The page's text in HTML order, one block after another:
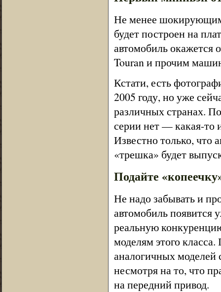
Не менее
будет построен на
автомобиль окажется
Touran и прочим
Кстати, есть
2005 году, но уже
различных странах.
серии нет — какая-то
Известно только, что
«трешка» будет
Подайте
Не надо забывать и
автомобиль появится
реальную
моделям этого
аналогичных моделей
несмотря на то, что
на передний привод.